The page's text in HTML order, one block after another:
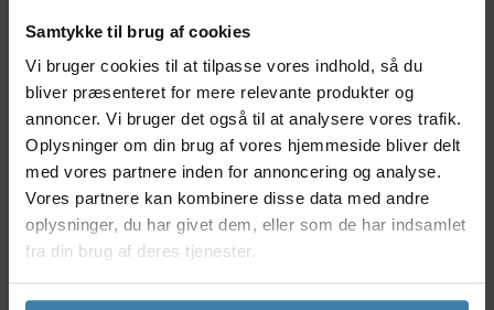
Samtykke til brug af cookies
Vi bruger cookies til at tilpasse vores indhold, så du
bliver præsenteret for mere relevante produkter og
annoncer. Vi bruger det også til at analysere vores trafik.
Oplysninger om din brug af vores hjemmeside bliver delt
med vores partnere inden for annoncering og analyse.
Vores partnere kan kombinere disse data med andre
oplysninger, du har givet dem, eller som de har indsamlet
fra din brug af deres tjenester.
Nyttige facts
Oval klinge for mere effektiv kraftoverførsel
Direkte montering giver et minimalistisk og
robust setup
Lav vægt og stærk aluminiumslegering
Designet specifikt til singlespeed cykler
Produceret af Absolute Black, kendt for deres
innovative cykelkomponenter
Denne klinge er ideel til cyklister, der kører